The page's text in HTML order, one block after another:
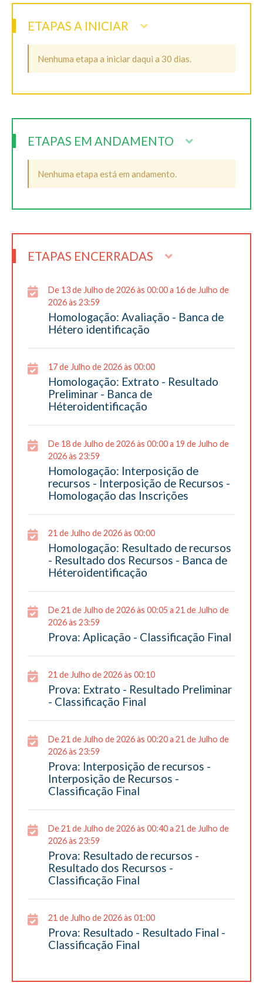
ETAPAS A INICIAR
Nenhuma etapa a iniciar daqui a 30 dias.
ETAPAS EM ANDAMENTO
Nenhuma etapa está em andamento.
ETAPAS ENCERRADAS
De 13 de Julho de 2026 às 00:00 a 16 de Julho de
2026 às 23:59
Homologação: Avaliação - Banca de
Hétero identificação
17 de Julho de 2026 às 00:00
Homologação: Extrato - Resultado
Preliminar - Banca de
Héteroidentificação
De 18 de Julho de 2026 às 00:00 a 19 de Julho de
2026 às 23:59
Homologação: Interposição de
recursos - Interposição de Recursos -
Homologação das Inscrições
21 de Julho de 2026 às 00:00
Homologação: Resultado de recursos
- Resultado dos Recursos - Banca de
Héteroidentificação
De 21 de Julho de 2026 às 00:05 a 21 de Julho de
2026 às 23:59
Prova: Aplicação - Classificação Final
21 de Julho de 2026 às 00:10
Prova: Extrato - Resultado Preliminar
- Classificação Final
De 21 de Julho de 2026 às 00:20 a 21 de Julho de
2026 às 23:59
Prova: Interposição de recursos -
Interposição de Recursos -
Classificação Final
De 21 de Julho de 2026 às 00:40 a 21 de Julho de
2026 às 23:59
Prova: Resultado de recursos -
Resultado dos Recursos -
Classificação Final
21 de Julho de 2026 às 01:00
Prova: Resultado - Resultado Final -
Classificação Final